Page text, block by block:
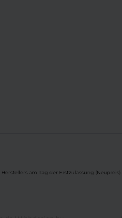
am Tag der Erstzulassung (Neupreis).